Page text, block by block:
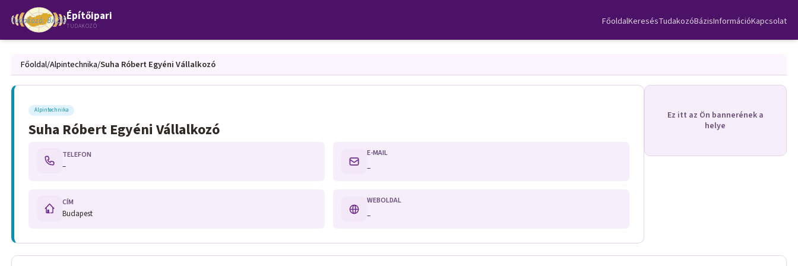
Építőipari
TUDAKOZÓ FőoldalKeresésTudakozóBázisInformációKapcsolat
Főoldal/Alpintechnika/Suha Róbert Egyéni Vállalkozó
Alpintechnika
Suha Róbert Egyéni Vállalkozó
TELEFON
–
E-MAIL
–
CÍM
Budapest
WEBOLDAL
–
Ez itt az Ön bannerének a
helye